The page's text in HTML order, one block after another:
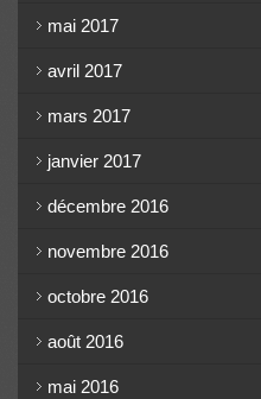
mai 2017
avril 2017
mars 2017
janvier 2017
décembre 2016
novembre 2016
octobre 2016
août 2016
mai 2016